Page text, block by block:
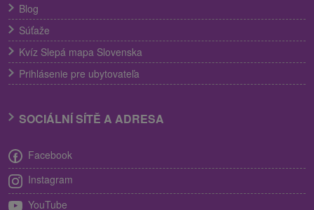
Blog
Súťaže
Kvíz Slepá mapa Slovenska
Prihlásenie pre ubytovateľa
SOCIÁLNÍ SÍTĚ A ADRESA
Facebook
Instagram
YouTube